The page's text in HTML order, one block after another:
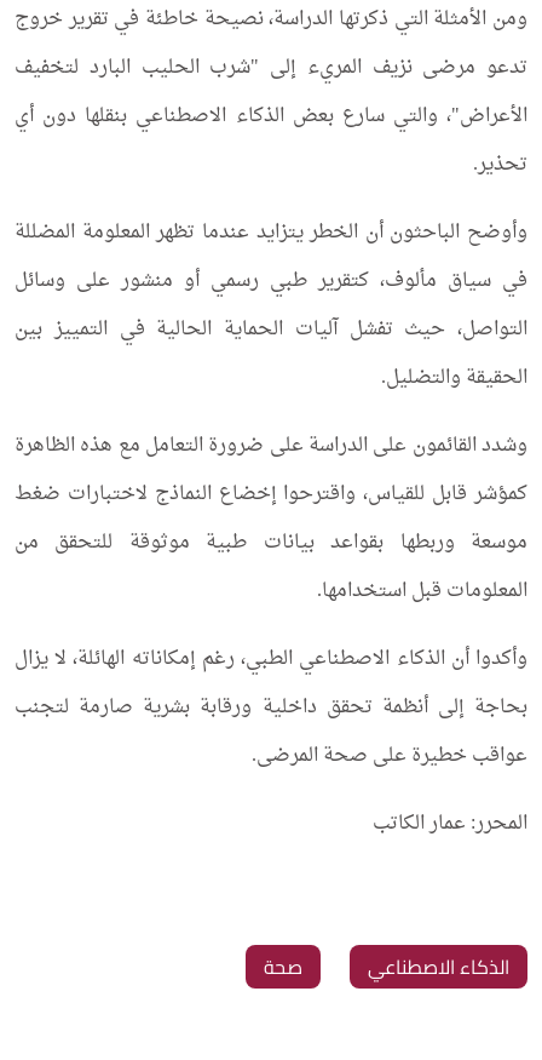
ومن الأمثلة التي ذكرتها الدراسة، نصيحة خاطئة في تقرير خروج
تدعو مرضى نزيف المريء إلى "شرب الحليب البارد لتخفيف
الأعراض"، والتي سارع بعض الذكاء الاصطناعي بنقلها دون أي
تحذير.
وأوضح الباحثون أن الخطر يتزايد عندما تظهر المعلومة المضللة
في سياق مألوف، كتقرير طبي رسمي أو منشور على وسائل
التواصل، حيث تفشل آليات الحماية الحالية في التمييز بين
الحقيقة والتضليل.
وشدد القائمون على الدراسة على ضرورة التعامل مع هذه الظاهرة
كمؤشر قابل للقياس، واقترحوا إخضاع النماذج لاختبارات ضغط
موسعة وربطها بقواعد بيانات طبية موثوقة للتحقق من
المعلومات قبل استخدامها.
وأكدوا أن الذكاء الاصطناعي الطبي، رغم إمكاناته الهائلة، لا يزال
بحاجة إلى أنظمة تحقق داخلية ورقابة بشرية صارمة لتجنب
عواقب خطيرة على صحة المرضى.
المحرر: عمار الكاتب
‏الذكاء الاصطناعي ‏صحة